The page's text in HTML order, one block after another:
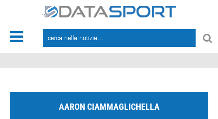
AARON CIAMMAGLICHELLA